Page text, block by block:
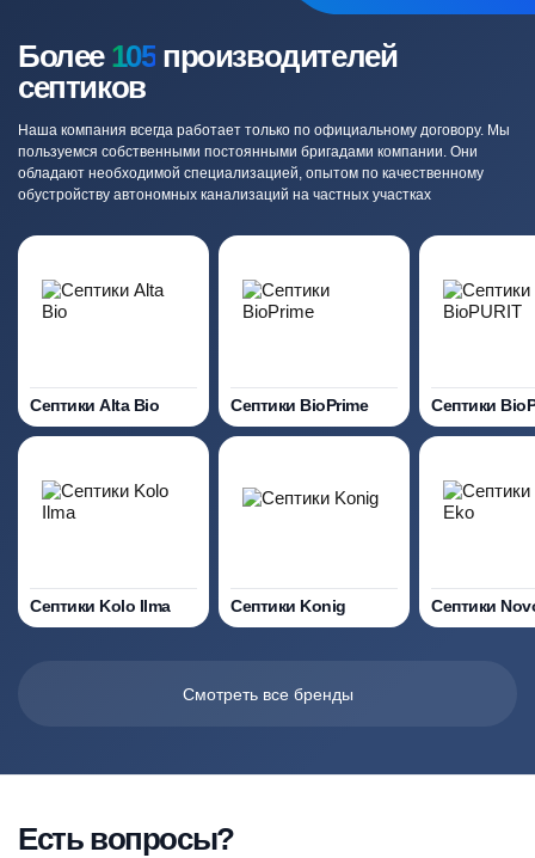
Более 105 производителей
септиков
Наша компания всегда работает только по официальному договору. Мы
пользуемся собственными постоянными бригадами компании. Они
обладают необходимой специализацией, опытом по качественному
обустройству автономных канализаций на частных участках
Септики Alta Bio Септики BioPrime Септики
Септики Kolo Ilma Септики Konig Септики
Смотреть все бренды
Есть вопросы?